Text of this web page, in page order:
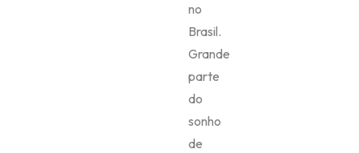
no
Brasil.
Grande
parte
do
sonho
de